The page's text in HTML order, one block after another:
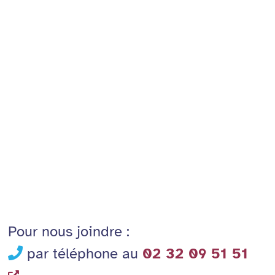
Pour nous joindre :
par téléphone au 02 32 09 51 51